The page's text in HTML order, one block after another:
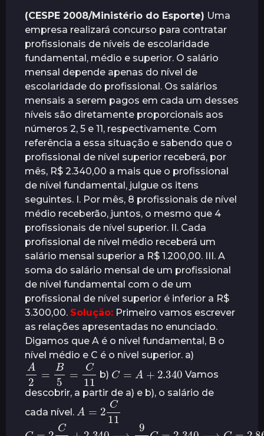
r
(CESPE 2008/Ministério do Esporte) Uma
empresa realizará concurso para contratar
profissionais de níveis de escolaridade
fundamental, médio e superior. O salário
mensal depende apenas do nível de
escolaridade do profissional. Os salários
mensais a serem pagos em cada um desses
níveis são diretamente proporcionais aos
números 2, 5 e 11, respectivamente. Com
referência a essa situação e sabendo que o
profissional de nível superior receberá, por
mês, R$ 2.340,00 a mais que o profissional
de nível fundamental, julgue os itens
seguintes. I. Por mês, 8 profissionais de nível
médio receberão, juntos, o mesmo que 4
profissionais de nível superior. II. Cada
profissional de nível médio receberá um
salário mensal superior a R$ 1.200,00. III. A
soma do salário mensal de um profissional
de nível fundamental com o de um
profissional de nível superior é inferior a R$
3.300,00. Solução: Primeiro vamos escrever
as relações apresentadas no enunciado.
Digamos que A é o nível fundamental, B o
nível médio e C é o nível superior. a)
A B5 11
b)
C + 2.340
Vamos
descobrir, a partir de a) e b), o salário de
cada nível.
A 2C 11
C
=
2
C
11+
2.340
⟶
9
11C
=
2.340
⟶
C
=
2.860